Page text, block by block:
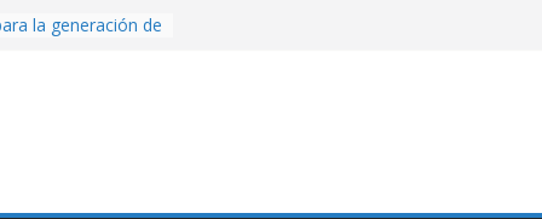
la cámara:
AI
un juego de